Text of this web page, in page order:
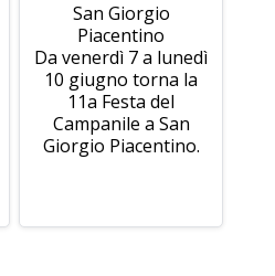
San Giorgio
Piacentino
Da venerdì 7 a lunedì
10 giugno torna la
11a Festa del
Campanile a San
Giorgio Piacentino.